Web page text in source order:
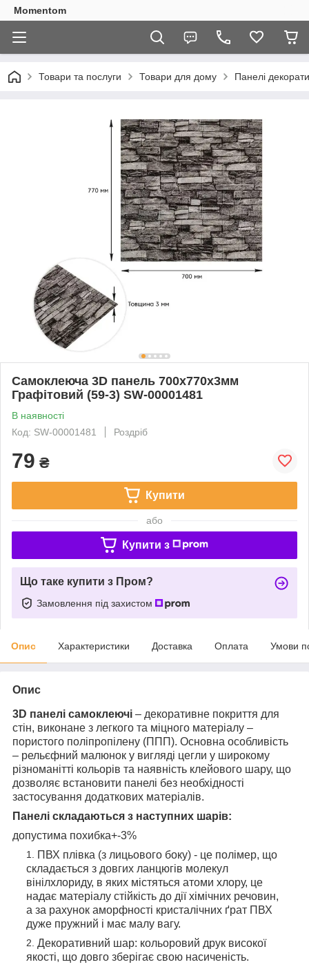
Momentom
Товари та послуги Товари для дому Панелі
Самоклеюча 3D панель 700x770x3мм
Графітовий (59-3) SW-00001481
В наявності
Код: SW-00001481
Роздріб
79 ₴
Купити
або
Купити з
Що таке купити з Пром?
Замовлення під захистом
Опис Характеристики Доставка Оплата Умови
Опис
3D панелі самоклеючі – декоративне покриття для
стін, виконане з легкого та міцного матеріалу –
пористого поліпропілену (ППП). Основна особливість
– рельєфний малюнок у вигляді цегли у широкому
різноманітті кольорів та наявність клейового шару, що
дозволяє встановити панелі без необхідності
застосування додаткових матеріалів.
Панелі складаються з наступних шарів:
допустима похибка+-3%
ПВХ плівка (з лицьового боку) - це полімер, що
складається з довгих ланцюгів молекул
вінілхлориду, в яких містяться атоми хлору, це
надає матеріалу стійкість до дії хімічних речовин,
а за рахунок аморфності кристалічних ґрат ПВХ
дуже пружний і має малу вагу.
Декоративний шар: кольоровий друк високої
якості, що довго зберігає свою насиченість.